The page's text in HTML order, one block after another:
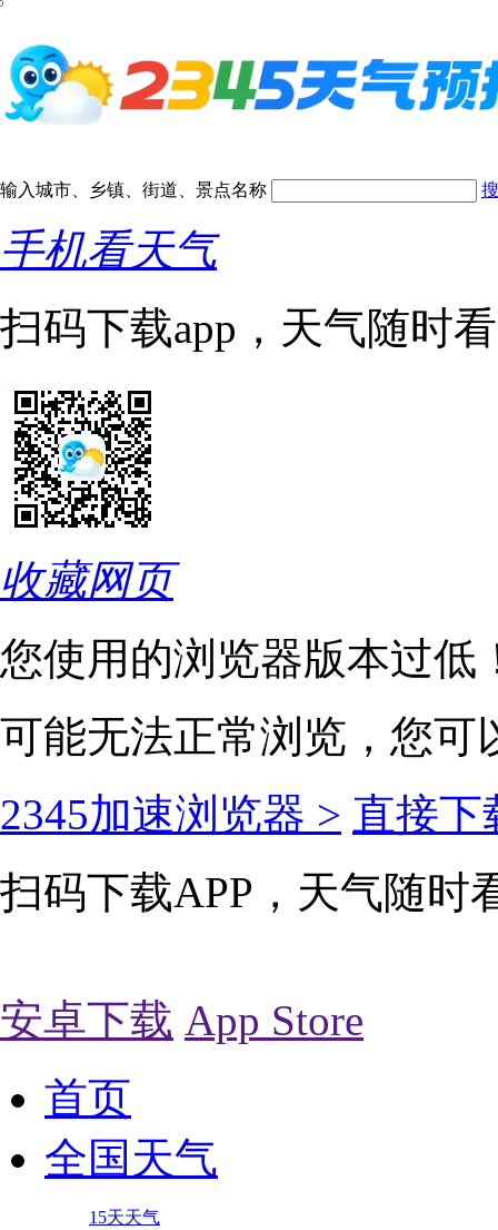
输入城市、乡镇、街道、景点名称
手机看天气
扫码下载app，天气随时看
收藏网页
您使用的浏览器版本过低
可能无法正常浏览，您可
2345加速浏览器 > 直接下
扫码下载APP，天气随时
安卓下载 App Store
首页
全国天气
15天天气